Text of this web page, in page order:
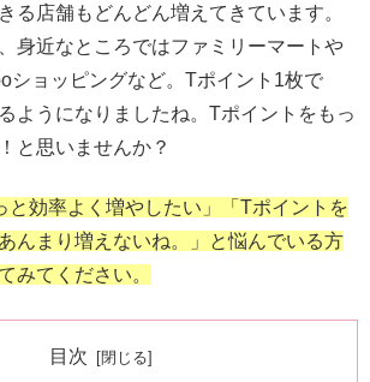
る店舗もどんどん増えてきています。
身近なところではファミリーマートや
ショッピングなど。Tポイント1枚で
ようになりましたね。Tポイントをもっ
と思いませんか？
と効率よく増やしたい」「Tポイントを
んまり増えないね。」と悩んでいる方
みてください。
目次